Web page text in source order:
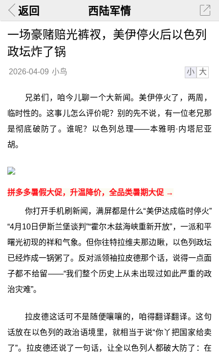
返回 西陆军情
一场豪赌赔光裤衩，美伊停火后以色列
政坛炸了锅
2026-04-09 小鸟 小 大
兄弟们，咱今儿聊一个大新闻。美伊停火了，两周，
临时性的。这事儿怎么评价呢？别的先不说，有一位老兄那
是彻底破防了。谁呢？以色列总理——本雅明·内塔尼亚
胡。
拼多多暑假大促，升温降价，全品类暑期大促 →
你打开手机刷新闻，满屏都是什么“美伊达成临时停火”
“4月10日伊斯兰堡谈判”“霍尔木兹海峡重新开放”，一派和平
曙光初现的祥和气象。但你往特拉维夫那边瞅，以色列政坛
已经炸成一锅粥了。反对派领袖拉皮德那个话，说得一点面
子都不给留——“我们整个历史上从未出现过如此严重的政
治灾难”。
拉皮德这话可不是随便嚷嚷的，咱得翻译翻译。这句
话放在以色列的政治语境里，就相当于说“你丫把国家给卖
了”。拉皮德还说了一句话，让全以色列人都破大防了：在